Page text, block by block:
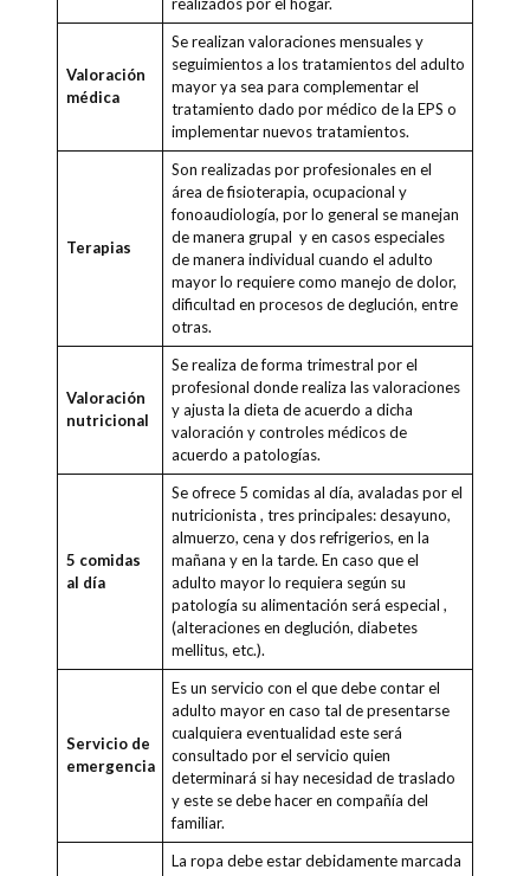
Valoración
médica
Se realizan valoraciones mensuales y
seguimientos a los tratamientos del adulto
mayor ya sea para complementar el
tratamiento dado por médico de la EPS o
implementar nuevos tratamientos.
Terapias
Son realizadas por profesionales en el
área de fisioterapia, ocupacional y
fonoaudiología, por lo general se manejan
de manera grupal y en casos especiales
de manera individual cuando el adulto
mayor lo requiere como manejo de dolor,
dificultad en procesos de deglución, entre
otras.
Valoración
nutricional
Se realiza de forma trimestral por el
profesional donde realiza las valoraciones
y ajusta la dieta de acuerdo a dicha
valoración y controles médicos de
acuerdo a patologías.
5 comidas
al día
Se ofrece 5 comidas al día, avaladas por el
nutricionista , tres principales: desayuno,
almuerzo, cena y dos refrigerios, en la
mañana y en la tarde. En caso que el
adulto mayor lo requiera según su
patología su alimentación será especial ,
(alteraciones en deglución, diabetes
mellitus, etc.).
Servicio de
emergencia
Es un servicio con el que debe contar el
adulto mayor en caso tal de presentarse
cualquiera eventualidad este será
consultado por el servicio quien
determinará si hay necesidad de traslado
y este se debe hacer en compañía del
familiar.
La ropa debe estar debidamente marcada